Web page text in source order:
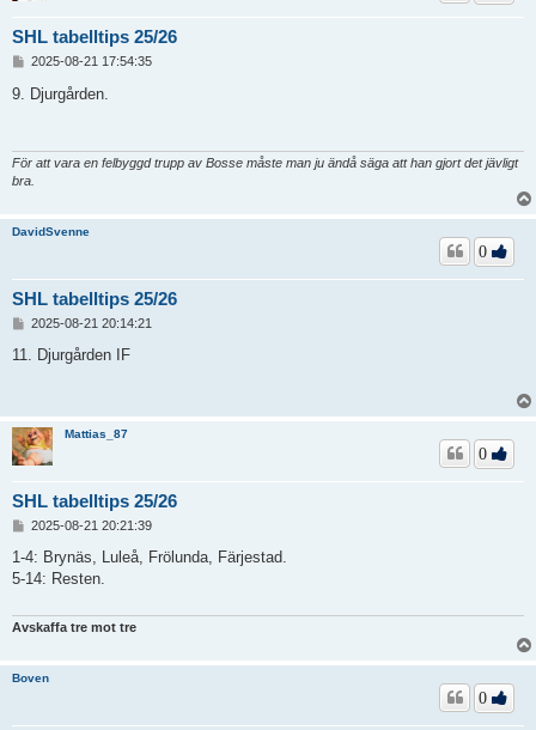
SHL tabelltips 25/26
2025-08-21 17:54:35
9. Djurgården.
För att vara en felbyggd trupp av Bosse måste man ju ändå säga att han gjort det jävligt
bra.
DavidSvenne
SHL tabelltips 25/26
0
2025-08-21 20:14:21
11. Djurgården IF
Mattias_87
SHL tabelltips 25/26
0
l
ä
g
2025-08-21 20:21:39
1-4: Brynäs, Luleå, Frölunda, Färjestad.
5-14: Resten.
Avskaffa tre mot tre
Boven
0